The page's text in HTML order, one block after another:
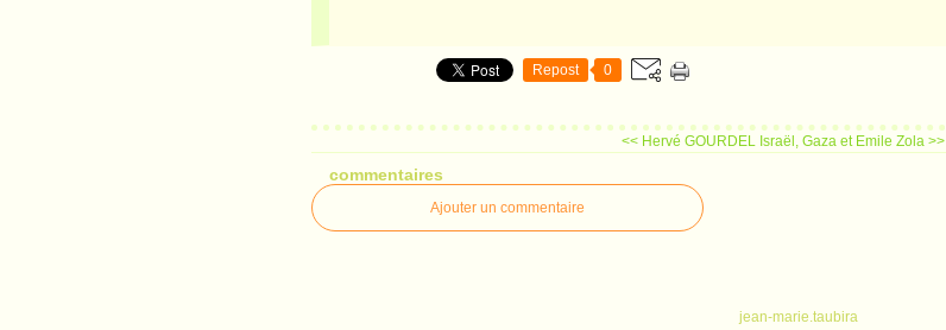
Repost 0
<< Hervé GOURDEL Israël, Gaza et Emile Zola >>
commentaires
Ajouter un commentaire
jean-marie.taubira